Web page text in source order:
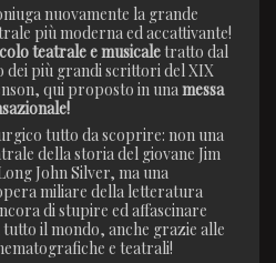
nuovamente la grande
più moderna ed accattivante!
teatrale e musicaletratto dal
dei più grandi scrittori del XIX
qui proposto in unamessa
tutto da scoprire: non una
della storia del giovane Jim
John Silver, ma una
miliare della letteratura
di stupire ed affascinare
il mondo, anche grazie alle
e teatrali!